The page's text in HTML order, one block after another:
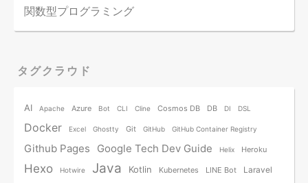
関数型プログラミング
タグクラウド
AI Apache Azure Bot CLI Cline Cosmos DB DB DI DSL
Docker Excel Ghostty Git GitHub GitHub Container Registry
Github Pages Google Tech Dev Guide Helix Heroku
Hexo Hotwire Java Kotlin Kubernetes LINE Bot Laravel